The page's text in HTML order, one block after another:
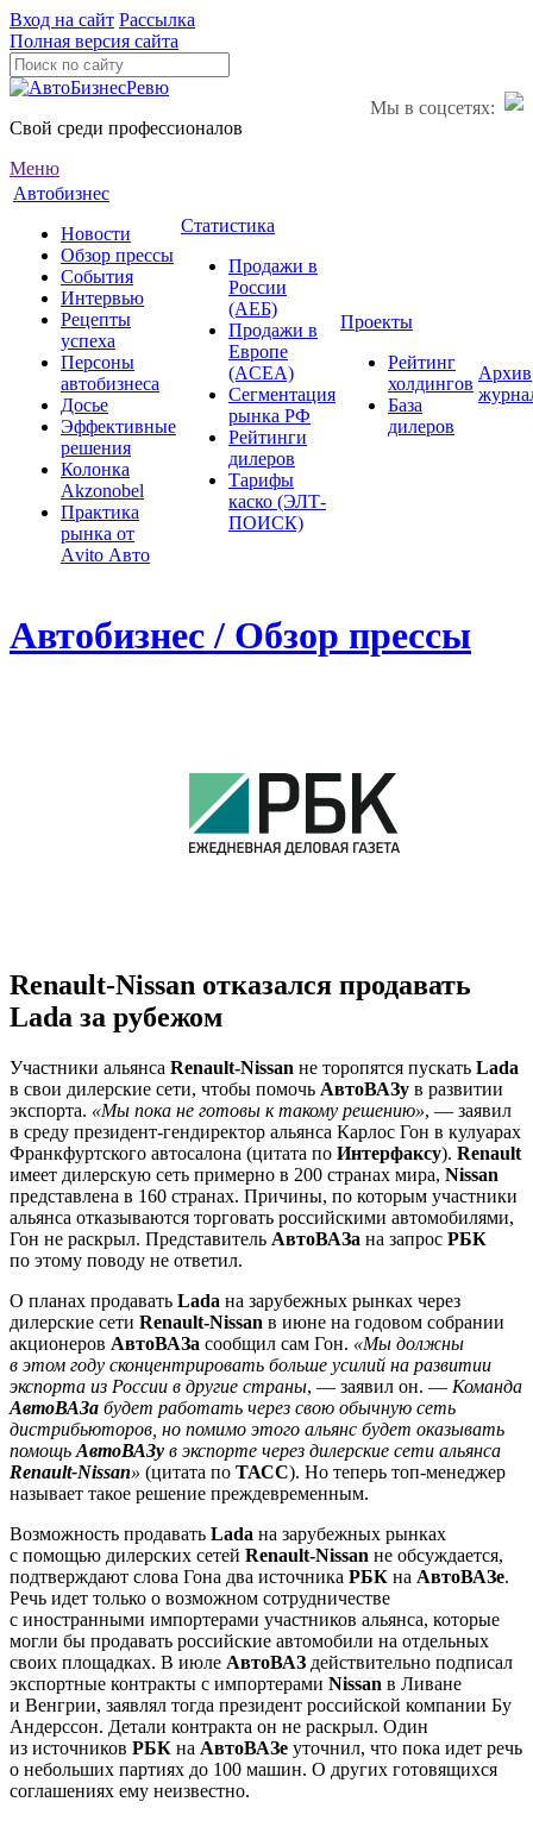
Вход на сайт Рассылка
Полная версия сайта
Мы в соцсетях:
Свой среди профессионалов
Меню
Автобизнес
Новости
Обзор прессы
События
Интервью
Рецепты
успеха
Персоны
автобизнеса
Досье
Эффективные
решения
Колонка
Akzonobel
Практика
рынка от
Аvito Авто
Статистика
Продажи в
России
(АЕБ)
Продажи в
Европе
(ACEA)
Сегментация
рынка РФ
Рейтинги
дилеров
Тарифы
каско (ЭЛТ-
ПОИСК)
Проекты
Рейтинг
холдингов
База
дилеров
Архив
Автобизнес / Обзор прессы
Renault-Nissan отказался продавать
Lada за рубежом
Участники альянса Renault-Nissan не торопятся пускать Lada
в свои дилерские сети, чтобы помочь АвтоВАЗу в развитии
экспорта. «Мы пока не готовы к такому решению», — заявил
в среду президент-гендиректор альянса Карлос Гон в кулуарах
Франкфуртского автосалона (цитата по Интерфаксу). Renault
имеет дилерскую сеть примерно в 200 странах мира, Nissan
представлена в 160 странах. Причины, по которым участники
альянса отказываются торговать российскими автомобилями,
Гон не раскрыл. Представитель АвтоВАЗа на запрос РБК
по этому поводу не ответил.
О планах продавать Lada на зарубежных рынках через
дилерские сети Renault-Nissan в июне на годовом собрании
акционеров АвтоВАЗа сообщил сам Гон. «Мы должны
в этом году сконцентрировать больше усилий на развитии
экспорта из России в другие страны, — заявил он. — Команда
АвтоВАЗа будет работать через свою обычную сеть
дистрибьюторов, но помимо этого альянс будет оказывать
помощь АвтоВАЗу в экспорте через дилерские сети альянса
Renault-Nissan» (цитата по ТАСС). Но теперь топ-менеджер
называет такое решение преждевременным.
Возможность продавать Lada на зарубежных рынках
с помощью дилерских сетей Renault-Nissan не обсуждается,
подтверждают слова Гона два источника РБК на АвтоВАЗе.
Речь идет только о возможном сотрудничестве
с иностранными импортерами участников альянса, которые
могли бы продавать российские автомобили на отдельных
своих площадках. В июле АвтоВАЗ действительно подписал
экспортные контракты с импортерами Nissan в Ливане
и Венгрии, заявлял тогда президент российской компании Бу
Андерссон. Детали контракта он не раскрыл. Один
из источников РБК на АвтоВАЗе уточнил, что пока идет речь
о небольших партиях до 100 машин. О других готовящихся
соглашениях ему неизвестно.